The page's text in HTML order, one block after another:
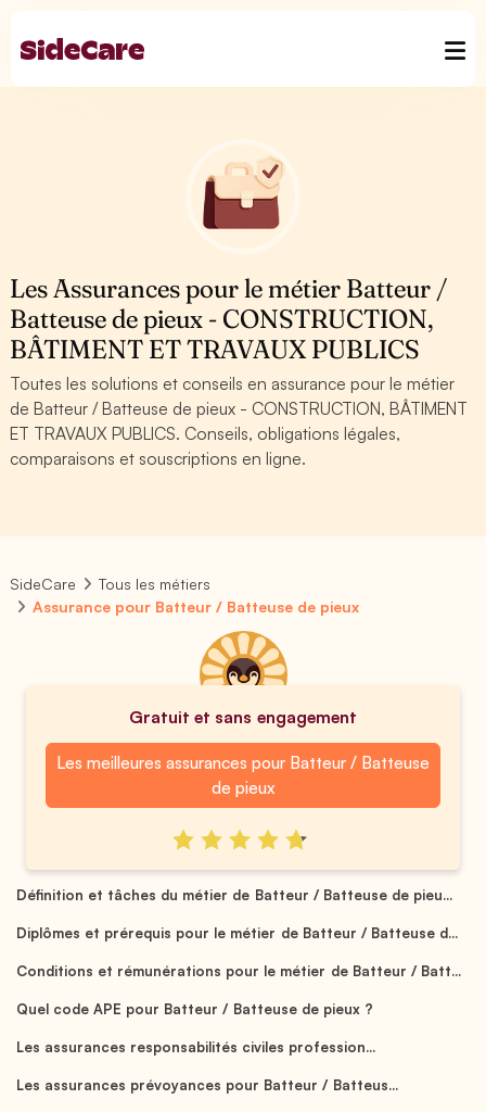
Les Assurances pour le métier Batteur /
Batteuse de pieux - CONSTRUCTION,
BÂTIMENT ET TRAVAUX PUBLICS
Toutes les solutions et conseils en assurance pour le métier
de Batteur / Batteuse de pieux - CONSTRUCTION, BÂTIMENT
ET TRAVAUX PUBLICS. Conseils, obligations légales,
comparaisons et souscriptions en ligne.
SideCare
Tous les métiers
Assurance pour Batteur / Batteuse de pieux
Gratuit et sans engagement
Les meilleures assurances pour Batteur / Batteuse
de pieux
Définition et tâches du métier de Batteur / Batteuse de pieu...
Diplômes et prérequis pour le métier de Batteur / Batteuse d...
Conditions et rémunérations pour le métier de Batteur / Batt...
Quel code APE pour Batteur / Batteuse de pieux ?
Les assurances responsabilités civiles profession...
Les assurances prévoyances pour Batteur / Batteus...